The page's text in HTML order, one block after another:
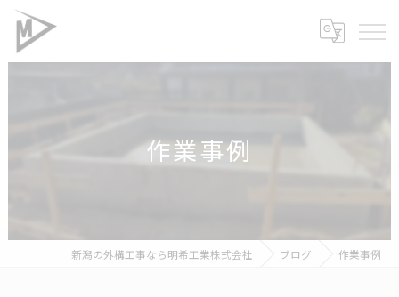
作業事例
新潟の外構工事なら明希工業株式会社 ブログ 作業事例